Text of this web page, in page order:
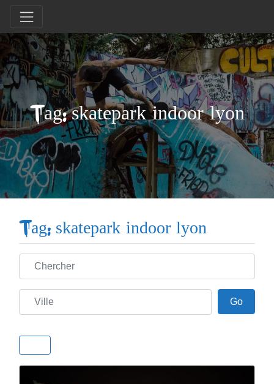
Tag: skatepark indoor lyon
Tag: skatepark indoor lyon
Chercher
Ville GoGo